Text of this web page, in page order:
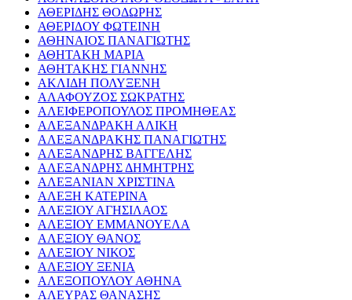
ΑΘΕΡΙΔΗΣ ΘΟΔΩΡΗΣ
ΑΘΕΡΙΔΟΥ ΦΩΤΕΙΝΗ
ΑΘΗΝΑΙΟΣ ΠΑΝΑΓΙΩΤΗΣ
ΑΘΗΤΑΚΗ ΜΑΡΙΑ
ΑΘΗΤΑΚΗΣ ΓΙΑΝΝΗΣ
ΑΚΛΙΔΗ ΠΟΛΥΞΕΝΗ
ΑΛΑΦΟΥΖΟΣ ΣΩΚΡΑΤΗΣ
ΑΛΕΙΦΕΡΟΠΟΥΛΟΣ ΠΡΟΜΗΘΕΑΣ
ΑΛΕΞΑΝΔΡΑΚΗ ΑΛΙΚΗ
ΑΛΕΞΑΝΔΡΑΚΗΣ ΠΑΝΑΓΙΩΤΗΣ
ΑΛΕΞΑΝΔΡΗΣ ΒΑΓΓΕΛΗΣ
ΑΛΕΞΑΝΔΡΗΣ ΔΗΜΗΤΡΗΣ
ΑΛΕΞΑΝΙΑΝ ΧΡΙΣΤΙΝΑ
ΑΛΕΞΗ ΚΑΤΕΡΙΝΑ
ΑΛΕΞΙΟΥ ΑΓΗΣΙΛΑΟΣ
ΑΛΕΞΙΟΥ ΕΜΜΑΝΟΥΕΛΑ
ΑΛΕΞΙΟΥ ΘΑΝΟΣ
ΑΛΕΞΙΟΥ ΝΙΚΟΣ
ΑΛΕΞΙΟΥ ΞΕΝΙΑ
ΑΛΕΞΟΠΟΥΛΟΥ ΑΘΗΝΑ
ΑΛΕΥΡΑΣ ΘΑΝΑΣΗΣ